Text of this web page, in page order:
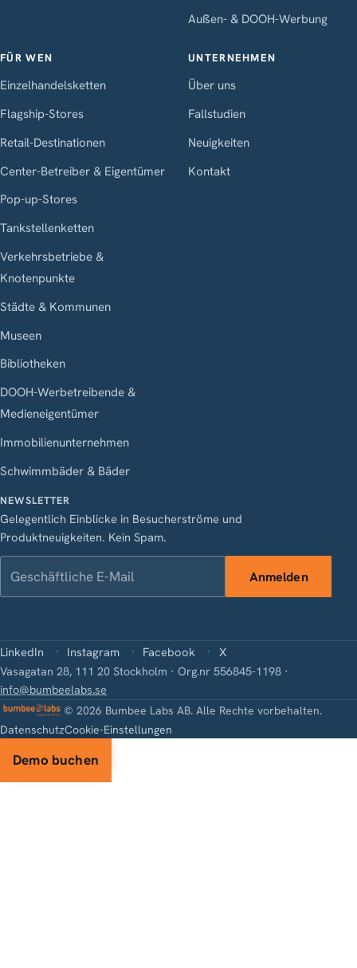
Außen- & DOOH-Werbung
FÜR WEN
Einzelhandelsketten
Flagship-Stores
Retail-Destinationen
Center-Betreiber & Eigentümer
Pop-up-Stores
Tankstellenketten
Verkehrsbetriebe &
Knotenpunkte
Städte & Kommunen
Museen
Bibliotheken
DOOH-Werbetreibende &
Medieneigentümer
Immobilienunternehmen
Schwimmbäder & Bäder
UNTERNEHMEN
Über uns
Fallstudien
Neuigkeiten
Kontakt
NEWSLETTER
Gelegentlich Einblicke in Besucherströme und
Produktneuigkeiten. Kein Spam.
Anmelden
LinkedIn Instagram Facebook X
Vasagatan 28, 111 20 Stockholm · Org.nr 556845-1198 ·
info@bumbeelabs.se
© 2026 Bumbee Labs AB. Alle Rechte vorbehalten.
DatenschutzCookie-Einstellungen
Demo buchen